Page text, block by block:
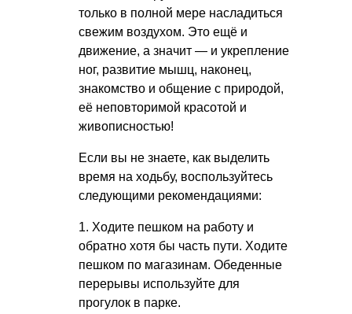
только в полной мере насладиться
свежим воздухом. Это ещё и
движение, а значит — и укрепление
ног, развитие мышц, наконец,
знакомство и общение с природой,
её неповторимой красотой и
живописностью!
Если вы не знаете, как выделить
время на ходьбу, воспользуйтесь
следующими рекомендациями:
1. Ходите пешком на работу и
обратно хотя бы часть пути. Ходите
пешком по магазинам. Обеденные
перерывы используйте для
прогулок в парке.